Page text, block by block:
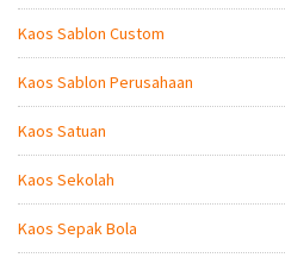
Kaos Sablon Custom
Kaos Sablon Perusahaan
Kaos Satuan
Kaos Sekolah
Kaos Sepak Bola